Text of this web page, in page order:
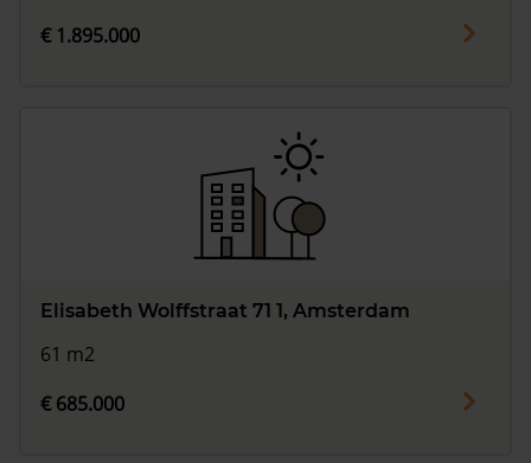
€ 1.895.000
Elisabeth Wolffstraat 71 1, Amsterdam
61 m2
€ 685.000